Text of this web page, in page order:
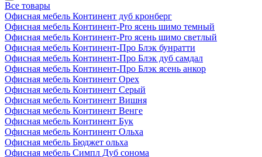
Все товары
Офисная мебель Континент дуб кронберг
Офисная мебель Континент-Pro ясень шимо темный
Офисная мебель Континент-Pro ясень шимо светлый
Офисная мебель Континент-Про Блэк бунратти
Офисная мебель Континент-Про Блэк дуб самдал
Офисная мебель Континент-Про Блэк ясень анкор
Офисная мебель Континент Орех
Офисная мебель Континент Серый
Офисная мебель Континент Вишня
Офисная мебель Континент Венге
Офисная мебель Континент Бук
Офисная мебель Континент Ольха
Офисная мебель Бюджет ольха
Офисная мебель Симпл Дуб сонома